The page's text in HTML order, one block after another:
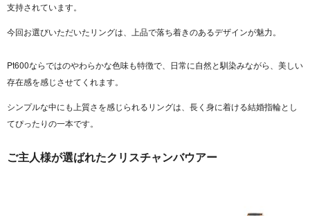
支持されています。
今回お選びいただいたリングは、上品で落ち着きのあるデザインが魅力。
Pt600ならではのやわらかな色味も特徴で、日常に自然と馴染みながら、美しい
存在感を感じさせてくれます。
シンプルな中にも上質さを感じられるリングは、長く身に着ける結婚指輪とし
てぴったりの一本です。
ご主人様が選ばれたクリスチャンバウアー